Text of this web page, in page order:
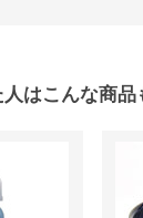
はこんな商